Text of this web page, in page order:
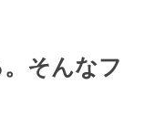
そんなフ